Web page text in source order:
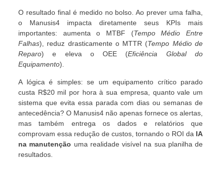
O resultado final é medido no bolso. Ao prever uma falha,
o Manusis4 impacta diretamente seus KPIs mais
importantes: aumenta o MTBF (Tempo Médio Entre
Falhas), reduz drasticamente o MTTR (Tempo Médio de
Reparo) e eleva o OEE (Eficiência Global do
Equipamento).
A lógica é simples: se um equipamento crítico parado
custa R$20 mil por hora à sua empresa, quanto vale um
sistema que evita essa parada com dias ou semanas de
antecedência? O Manusis4 não apenas fornece os alertas,
mas também entrega os dados e relatórios que
comprovam essa redução de custos, tornando o ROI da IA
na manutenção uma realidade visível na sua planilha de
resultados.